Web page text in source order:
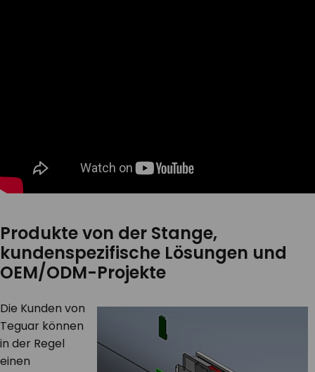
Produkte von der Stange,
kundenspezifische Lösungen und
OEM/ODM-Projekte
Die Kunden von
Teguar können
in der Regel
einen